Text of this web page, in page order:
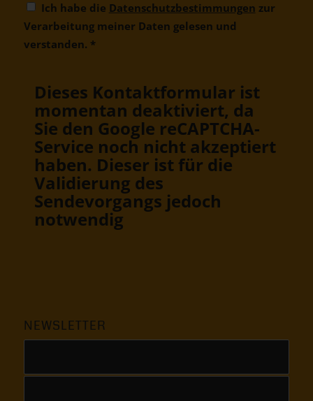
Ich habe die Datenschutzbestimmungen zur
Verarbeitung meiner Daten gelesen und
verstanden. *
Dieses Kontaktformular ist
momentan deaktiviert, da
Sie den Google reCAPTCHA-
Service noch nicht akzeptiert
haben. Dieser ist für die
Validierung des
Sendevorgangs jedoch
notwendig
NEWSLETTER